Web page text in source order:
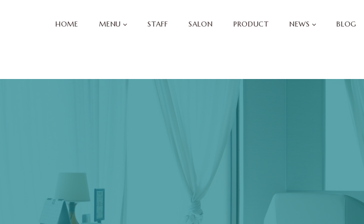
HOME MENU STAFF SALON PRODUCT NEWS BLOG